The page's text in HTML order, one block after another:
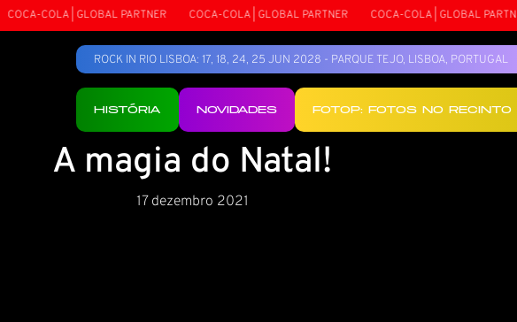
COCA-COLA | GLOBAL PARTNER COCA-COLA | GLOBAL PARTNER COCA-COLA | GLOBAL PARTNER
ROCK IN RIO LISBOA: 17, 18, 24, 25 JUN 2028 - PARQUE TEJO, LISBOA, PORTUGAL
HISTÓRIA NOVIDADES FOTOP: FOTOS NO RECINTO
A magia do Natal!
17 dezembro 2021